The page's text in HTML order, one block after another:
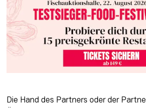
Die Hand des Partners oder der